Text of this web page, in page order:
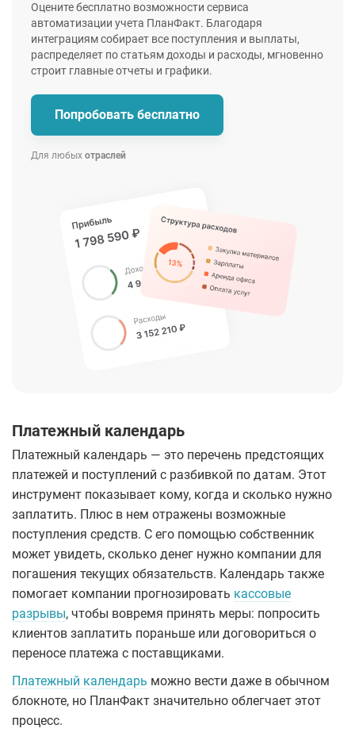
Оцените бесплатно возможности сервиса
автоматизации учета ПланФакт. Благодаря
интеграциям собирает все поступления и выплаты,
распределяет по статьям доходы и расходы, мгновенно
строит главные отчеты и графики.
Попробовать бесплатно
Для любых отраслей
Платежный календарь
Платежный календарь — это перечень предстоящих
платежей и поступлений с разбивкой по датам. Этот
инструмент показывает кому, когда и сколько нужно
заплатить. Плюс в нем отражены возможные
поступления средств. С его помощью собственник
может увидеть, сколько денег нужно компании для
погашения текущих обязательств. Календарь также
помогает компании прогнозировать кассовые
разрывы, чтобы вовремя принять меры: попросить
клиентов заплатить пораньше или договориться о
переносе платежа с поставщиками.
Платежный календарь можно вести даже в обычном
блокноте, но ПланФакт значительно облегчает этот
процесс.